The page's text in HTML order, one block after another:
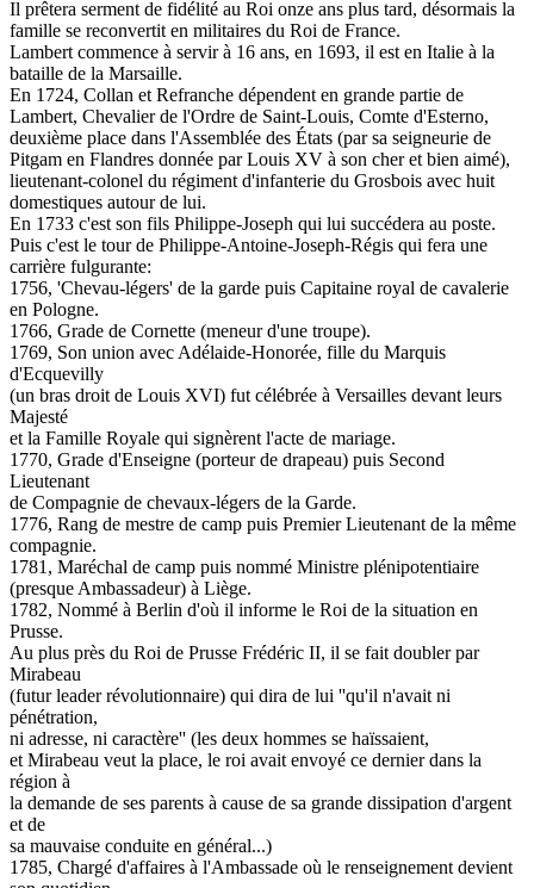
Il prêtera serment de fidélité au Roi onze ans plus tard, désormais la
famille se reconvertit en militaires du Roi de France.
Lambert commence à servir à 16 ans, en 1693, il est en Italie à la
bataille de la Marsaille.
En 1724, Collan et Refranche dépendent en grande partie de
Lambert, Chevalier de l'Ordre de Saint-Louis, Comte d'Esterno,
deuxième place dans l'Assemblée des États (par sa seigneurie de
Pitgam en Flandres donnée par Louis XV à son cher et bien aimé),
lieutenant-colonel du régiment d'infanterie du Grosbois avec huit
domestiques autour de lui.
En 1733 c'est son fils Philippe-Joseph qui lui succédera au poste.
Puis c'est le tour de Philippe-Antoine-Joseph-Régis qui fera une
carrière fulgurante:
1756, 'Chevau-légers' de la garde puis Capitaine royal de cavalerie
en Pologne.
1766, Grade de Cornette (meneur d'une troupe).
1769, Son union avec Adélaide-Honorée, fille du Marquis
d'Ecquevilly
(un bras droit de Louis XVI) fut célébrée à Versailles devant leurs
Majesté
et la Famille Royale qui signèrent l'acte de mariage.
1770, Grade d'Enseigne (porteur de drapeau) puis Second
Lieutenant
de Compagnie de chevaux-légers de la Garde.
1776, Rang de mestre de camp puis Premier Lieutenant de la même
compagnie.
1781, Maréchal de camp puis nommé Ministre plénipotentiaire
(presque Ambassadeur) à Liège.
1782, Nommé à Berlin d'où il informe le Roi de la situation en
Prusse.
Au plus près du Roi de Prusse Frédéric II, il se fait doubler par
Mirabeau
(futur leader révolutionnaire) qui dira de lui ''qu'il n'avait ni
pénétration,
ni adresse, ni caractère'' (les deux hommes se haïssaient,
et Mirabeau veut la place, le roi avait envoyé ce dernier dans la
région à
la demande de ses parents à cause de sa grande dissipation d'argent
et de
sa mauvaise conduite en général...)
1785, Chargé d'affaires à l'Ambassade où le renseignement devient